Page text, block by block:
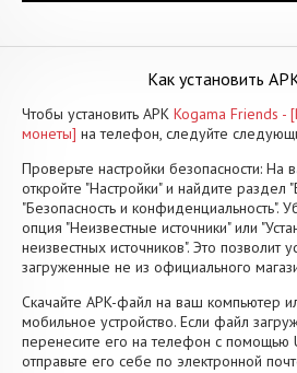
Как установить
Чтобы установить APK Kogama Friends -
монеты] на телефон, следуйте
Проверьте настройки безопасности: На
откройте "Настройки" и найдите раздел
"Безопасность и конфиденциальность".
опция "Неизвестные источники" или
неизвестных источников". Это позволит
загруженные не из официального
Скачайте APK-файл на ваш компьютер
мобильное устройство. Если файл
перенесите его на телефон с помощью
отправьте его себе по электронной